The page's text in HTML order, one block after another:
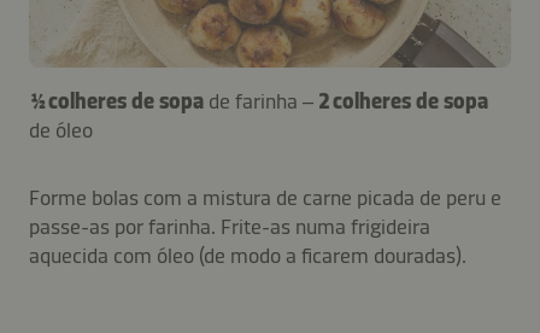
½ colheres de sopa de farinha – 2 colheres de sopa
de óleo
Forme bolas com a mistura de carne picada de peru e
passe-as por farinha. Frite-as numa frigideira
aquecida com óleo (de modo a ficarem douradas).